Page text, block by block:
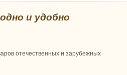
и удобно
отечественных и зарубежных